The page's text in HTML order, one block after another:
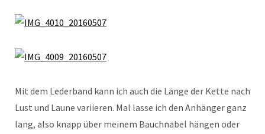
Mit dem Lederband kann ich auch die Länge der Kette nach
Lust und Laune variieren. Mal lasse ich den Anhänger ganz
lang, also knapp über meinem Bauchnabel hängen oder